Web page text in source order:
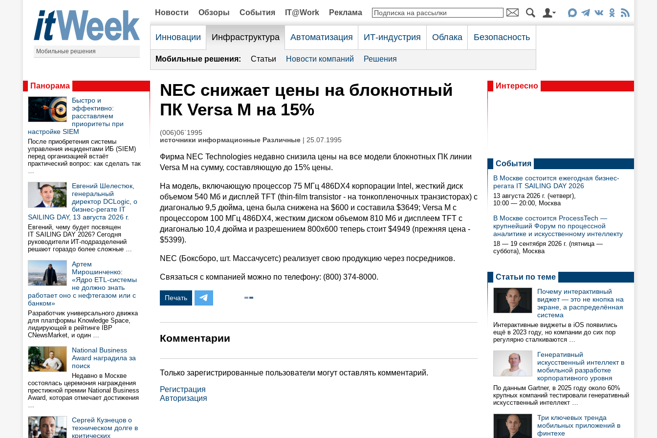
Мобильные решения
Новости Обзоры События IT@Work Реклама
Инновации Инфраструктура Автоматизация ИТ-индустрия Облака Безопасность
Мобильные решения: Статьи Новости компаний Решения
Панорама
Быстро и
эффективно:
расставляем
приоритеты при
настройке SIEM
После приобретения системы
управления инцидентами ИБ (SIEM)
перед организацией встаёт
практический вопрос: как сделать так
…
Евгений Шелестюк,
генеральный
директор DCLogic, о
бизнес-регате IT
SAILING DAY, 13 августа 2026 г.
Евгений, чему будет посвящен
IT SAILING DAY 2026? Сегодня
руководители ИТ-подразделений
решают гораздо более сложные …
Артем
Мирошинченко:
«Ядро ETL-системы
не должно знать
работает оно с нефтегазом или с
банком»
Разработчик универсального движка
для платформы Knowledge Space,
лидирующей в рейтинге IBP
CNewsMarket, и один …
National Business
Award наградила за
поиск
Недавно в Москве
состоялась церемония награждения
престижной премии National Business
Award, которая отмечает достижения
…
Сергей Кузнецов о
техническом долге в
критических
NEC снижает цены на блокнотный
ПК Versa М на 15%
(006)06`1995
источники информационные Различные | 25.07.1995
Фирма NEC Technologies недавно снизила цены на все модели блокнотных ПК линии
Versa М на сумму, составляющую до 15% цены.
На модель, включающую процессор 75 МГц 486DX4 корпорации Intel, жесткий диск
объемом 540 Мб и дисплей TFT (thin-film transistor - на тонкопленочных транзисторах) с
диагональю 9,5 дюйма, цена была снижена на $600 и составила $3649; Versa М с
процессором 100 МГц 486DX4, жестким диском объемом 810 Мб и дисплеем TFT с
диагональю 10,4 дюйма и разрешением 800х600 теперь стоит $4949 (прежняя цена -
$5399).
NEC (Боксборо, шт. Массачусетс) реализует свою продукцию через посредников.
Связаться с компанией можно по телефону: (800) 374-8000.
Печать
Комментарии
Только зарегистрированные пользователи могут оставлять комментарий.
Регистрация
Авторизация
Интересно
События
В Москве состоится ежегодная бизнес-
регата IT SAILING DAY 2026
13 августа 2026 г. (четверг),
10:00 — 20:00, Москва
В Москве состоится ProcessTech —
крупнейший Форум по процессной
аналитике и искусственному интеллекту
18 — 19 сентября 2026 г. (пятница —
суббота), Москва
Статьи по теме
Почему интерактивный
виджет — это не кнопка на
экране, а распределённая
система
Интерактивные виджеты в iOS появились
ещё в 2023 году, но компании до сих пор
регулярно сталкиваются …
Генеративный
искусственный интеллект в
мобильной разработке
корпоративного уровня
По данным Gartner, в 2025 году около 60%
крупных компаний тестировали генеративный
искусственный интеллект …
Три ключевых тренда
мобильных приложений в
финтехе